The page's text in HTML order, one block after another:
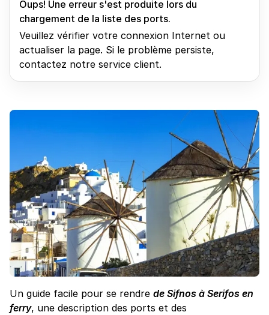
Un guide facile pour se rendre de Sifnos à Serifos en
ferry, une description des ports et des
Oups! Une erreur s'est produite lors du
chargement de la liste des ports.
Veuillez vérifier votre connexion Internet ou
actualiser la page. Si le problème persiste,
contactez notre service client.